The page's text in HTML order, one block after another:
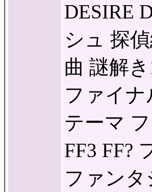
DESIRE
シュ 探
曲 謎解
ファイ
テーマ
FF3 FF?
ファンタ